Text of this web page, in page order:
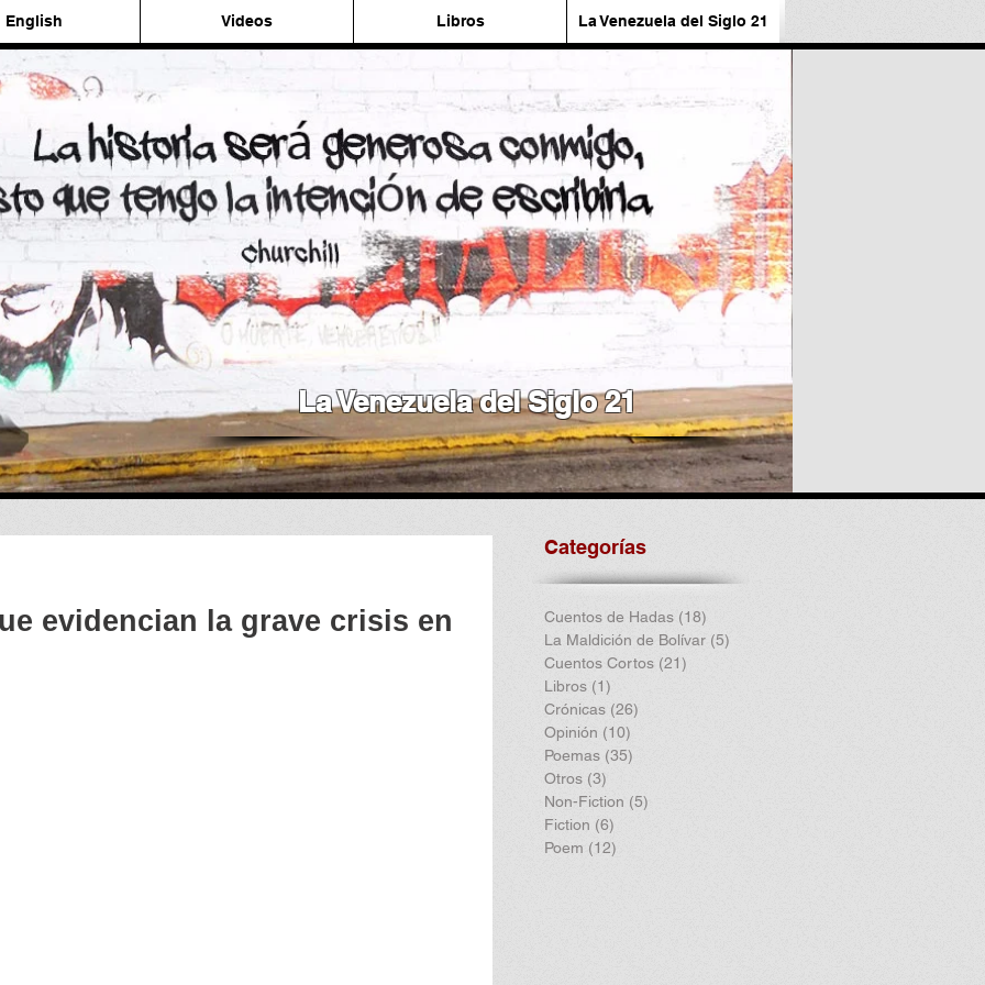
English Videos Libros La Venezuela del Siglo 21
La Venezuela del Siglo 21
evidencian la grave crisis en
Categorías
Cuentos de Hadas (18)
La Maldición de Bolívar (5)
Cuentos Cortos (21)
Libros (1)
Crónicas (26)
Opinión (10)
Poemas (35)
Otros (3)
Non-Fiction (5)
Fiction (6)
Poem (12)